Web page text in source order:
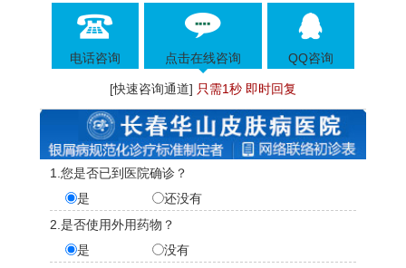
电话咨询 点击在线咨询 QQ咨询
[快速咨询通道] 只需1秒 即时回复
1.您是否已到医院确诊？
是
还没有
2.是否使用外用药物？
是
没有